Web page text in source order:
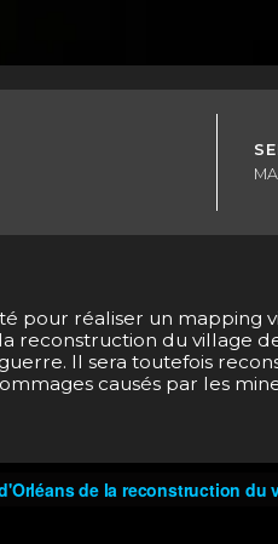
pour réaliser un mapping
reconstruction du village
Il sera toutefois
causés par les